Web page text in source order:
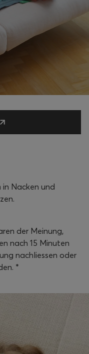
in Nacken und
der Meinung,
nach 15 Minuten
nachliessen oder
*